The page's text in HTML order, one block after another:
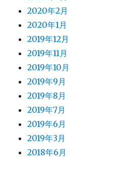
2020年2月
2020年1月
2019年12月
2019年11月
2019年10月
2019年9月
2019年8月
2019年7月
2019年6月
2019年3月
2018年6月